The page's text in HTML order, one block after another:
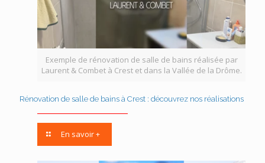
Exemple de rénovation de salle de bains réalisée par
Laurent & Combet à Crest et dans la Vallée de la Drôme.
Rénovation de salle de bains à Crest : découvrez nos réalisations
En savoir +